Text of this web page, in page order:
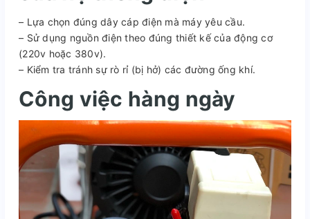
– Lựa chọn đúng dây cáp điện mà máy yêu cầu.
– Sử dụng nguồn điện theo đúng thiết kế của động cơ
(220v hoặc 380v).
– Kiểm tra tránh sự rò rỉ (bị hở) các đường ống khí.
Công việc hàng ngày